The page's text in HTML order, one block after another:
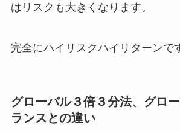
はリスクも大きくなります。
完全にハイリスクハイリターンで
グローバル３倍３分法、グロ
ランスとの違い